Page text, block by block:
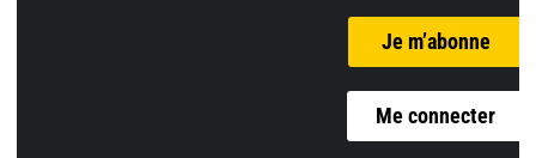
Je m’abonne
Me connecter